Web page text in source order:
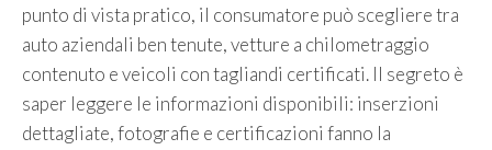
punto di vista pratico, il consumatore può scegliere tra
auto aziendali ben tenute, vetture a chilometraggio
contenuto e veicoli con tagliandi certificati. Il segreto è
saper leggere le informazioni disponibili: inserzioni
dettagliate, fotografie e certificazioni fanno la